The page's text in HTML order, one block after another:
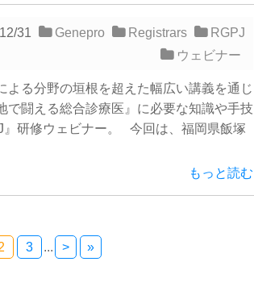
31 Genepro Registrars
RGPJ
ウェビナー
る分野の垣根を超えた幅広い講義を通じ
で闘える総合診療医』に必要な知識や手技
』研修ウェビナー。 今回は、福岡県飯塚
もっと読む
3 ... > »